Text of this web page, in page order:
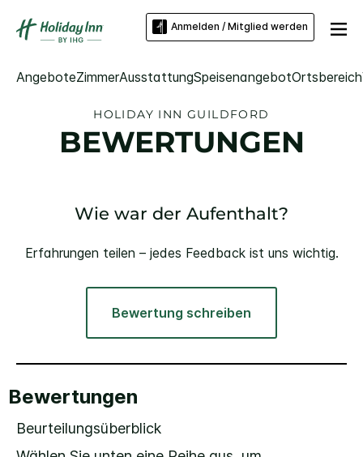
Anmelden / Mitglied werden
AngeboteZimmerAusstattungSpeisenangebotOrtsbereich
HOLIDAY INN GUILDFORD
BEWERTUNGEN
Wie war der Aufenthalt?
Erfahrungen teilen – jedes Feedback ist uns wichtig.
Bewertung schreiben